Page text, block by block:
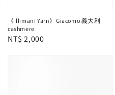
《Illimani Yarn》Giacomo 義大利
cashmere
Regular
NT$ 2,000